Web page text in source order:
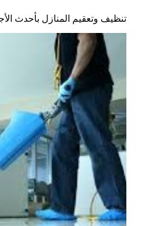
تنظيف وتعقيم المنازل بأحدث